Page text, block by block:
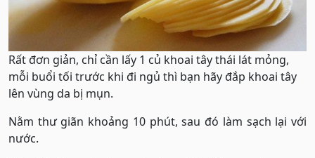
Rất đơn giản, chỉ cần lấy 1 củ khoai tây thái lát mỏng,
mỗi buổi tối trước khi đi ngủ thì bạn hãy đắp khoai tây
lên vùng da bị mụn.
Nằm thư giãn khoảng 10 phút, sau đó làm sạch lại với
nước.